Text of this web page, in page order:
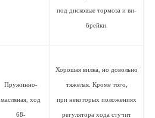
под дисковые тормоза и ви-
брейки.
Пружинно-
масляная, ход
68-
Хорошая вилка, но довольно
тяжелая. Кроме того,
при некоторых положениях
регулятора хода стучит